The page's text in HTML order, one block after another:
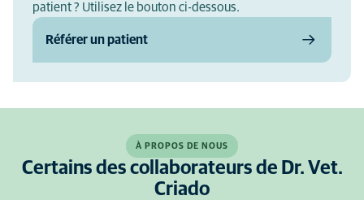
patient ? Utilisez le bouton ci-dessous.
Référer un patient
À PROPOS DE NOUS
Certains des collaborateurs de Dr. Vet.
Criado